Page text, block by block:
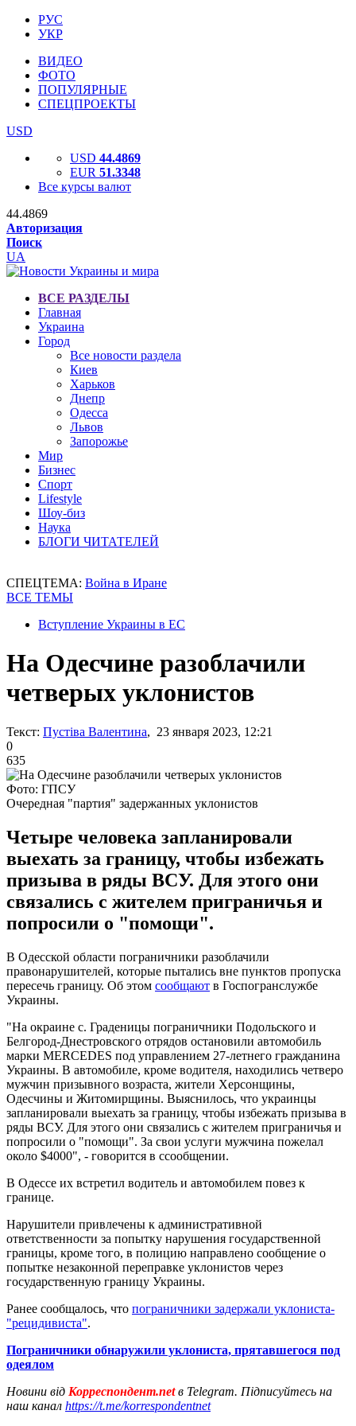
РУС
УКР
ВИДЕО
ФОТО
ПОПУЛЯРНЫЕ
СПЕЦПРОЕКТЫ
USD
USD 44.4869
EUR 51.3348
Все курсы валют
44.4869
Авторизация
Поиск
UA
ВСЕ РАЗДЕЛЫ
Главная
Украина
Город
Все новости раздела
Киев
Харьков
Днепр
Одесса
Львов
Запорожье
Мир
Бизнес
Спорт
Lifestyle
Шоу-биз
Наука
БЛОГИ ЧИТАТЕЛЕЙ
СПЕЦТЕМА: Война в Иране
ВСЕ ТЕМЫ
Вступление Украины в ЕС
На Одесчине разоблачили
четверых уклонистов
Текст: Пустіва Валентина, 23 января 2023, 12:21
0
635
Фото: ГПСУ
Очередная "партия" задержанных уклонистов
Четыре человека запланировали
выехать за границу, чтобы избежать
призыва в ряды ВСУ. Для этого они
связались с жителем приграничья и
попросили о "помощи".
В Одесской области пограничники разоблачили
правонарушителей, которые пытались вне пунктов пропуска
пересечь границу. Об этом сообщают в Госпогранслужбе
Украины.
"На окраине с. Граденицы пограничники Подольского и
Белгород-Днестровского отрядов остановили автомобиль
марки MERCEDES под управлением 27-летнего гражданина
Украины. В автомобиле, кроме водителя, находились четверо
мужчин призывного возраста, жители Херсонщины,
Одесчины и Житомирщины. Выяснилось, что украинцы
запланировали выехать за границу, чтобы избежать призыва в
ряды ВСУ. Для этого они связались с жителем приграничья и
попросили о "помощи". За свои услуги мужчина пожелал
около $4000", - говорится в ссообщении.
В Одессе их встретил водитель и автомобилем повез к
границе.
Нарушители привлечены к административной
ответственности за попытку нарушения государственной
границы, кроме того, в полицию направлено сообщение о
попытке незаконной переправке уклонистов через
государственную границу Украины.
Ранее сообщалось, что пограничники задержали уклониста-
"рецидивиста".
Пограничники обнаружили уклониста, прятавшегося под
одеялом
Новини від Корреспондент.netв Telegram. Підписуйтесь на
наш канал https://t.me/korrespondentnet